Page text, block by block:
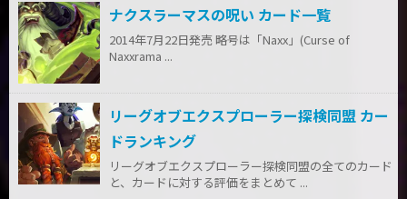
ナクスラーマスの呪い カード一覧
2014年7月22日発売 略号は「Naxx」(Curse of
Naxxrama ...
リーグオブエクスプローラー探検同盟 カー
ドランキング
リーグオブエクスプローラー探検同盟の全てのカード
と、カードに対する評価をまとめて ...